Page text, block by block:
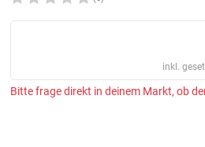
inkl.
Bitte frage direkt in deinem Markt, ob